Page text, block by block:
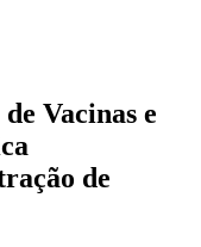
Vacinas e
de